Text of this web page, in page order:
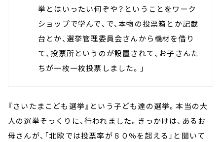
挙とはいったい何ぞや？ということをワーク
ショップで学んで、で、本物の投票箱とか記載
台とか、選挙管理委員会さんから機材を借り
て、投票所というのが設置されて、お子さんた
ちが一枚一枚投票しました。」
『さいたまこども選挙』という子ども達の選挙。本当の大
人の選挙そっくりに、行われました。きっかけは、あるお
母さんが、「北欧では投票率が８０％を超える」と聞いて